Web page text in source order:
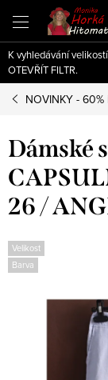
obsah
K vyhledávání
OTEVŘÍT FILTR.
NOVINKY -
Dámské
26 /
Velikost
Barva